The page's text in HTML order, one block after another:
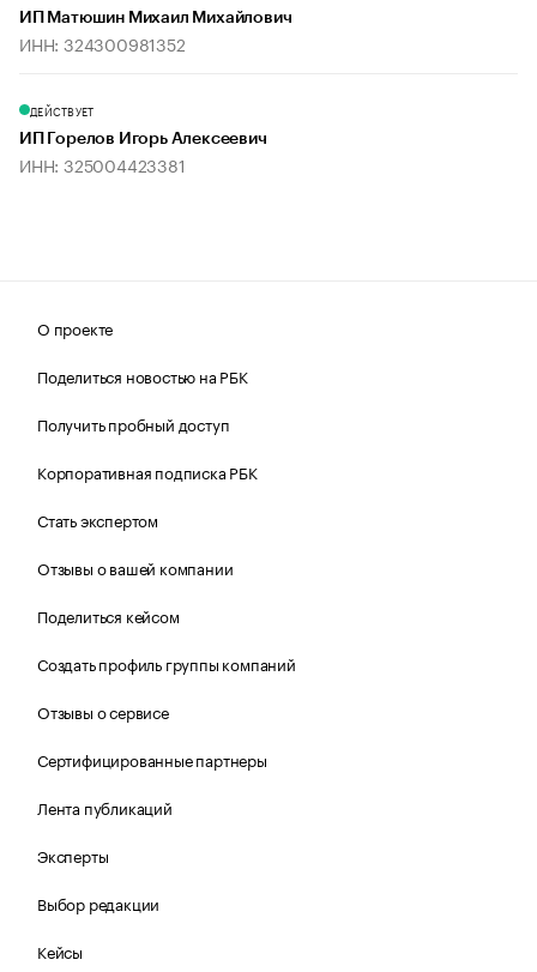
ИП Матюшин Михаил Михайлович
ИНН: 324300981352
ДЕЙСТВУЕТ
ИП Горелов Игорь Алексеевич
ИНН: 325004423381
О проекте
Поделиться новостью на РБК
Получить пробный доступ
Корпоративная подписка РБК
Стать экспертом
Отзывы о вашей компании
Поделиться кейсом
Создать профиль группы компаний
Отзывы о сервисе
Сертифицированные партнеры
Лента публикаций
Эксперты
Выбор редакции
Кейсы